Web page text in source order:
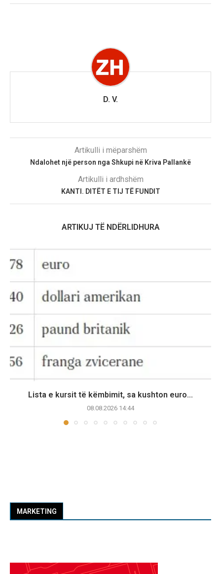
D. V.
Artikulli i mëparshëm
Ndalohet një person nga Shkupi në Kriva Pallankë
Artikulli i ardhshëm
KANTI. DITËT E TIJ TË FUNDIT
ARTIKUJ TË NDËRLIDHURA
Lista e kursit të këmbimit, sa kushton euro...
08.08.2026 14:44
MARKETING